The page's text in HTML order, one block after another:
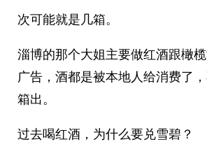
次可能就是几箱。
淄博的那个大姐主要做红酒跟橄
广告，酒都是被本地人给消费了
箱出。
过去喝红酒，为什么要兑雪碧？